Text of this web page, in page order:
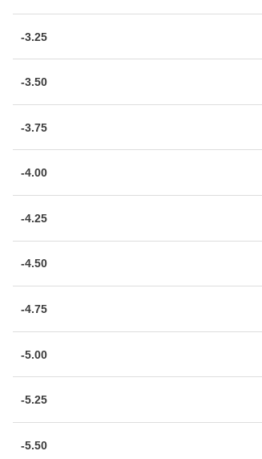
-3.25
-3.50
-3.75
-4.00
-4.25
-4.50
-4.75
-5.00
-5.25
-5.50